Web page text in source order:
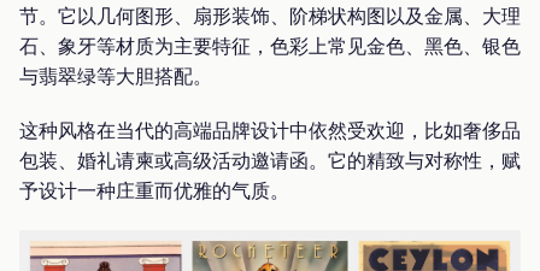
节。它以几何图形、扇形装饰、阶梯状构图以及金属、大理
石、象牙等材质为主要特征，色彩上常见金色、黑色、银色
与翡翠绿等大胆搭配。
这种风格在当代的高端品牌设计中依然受欢迎，比如奢侈品
包装、婚礼请柬或高级活动邀请函。它的精致与对称性，赋
予设计一种庄重而优雅的气质。